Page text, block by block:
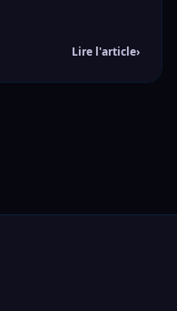
Lire l'article›